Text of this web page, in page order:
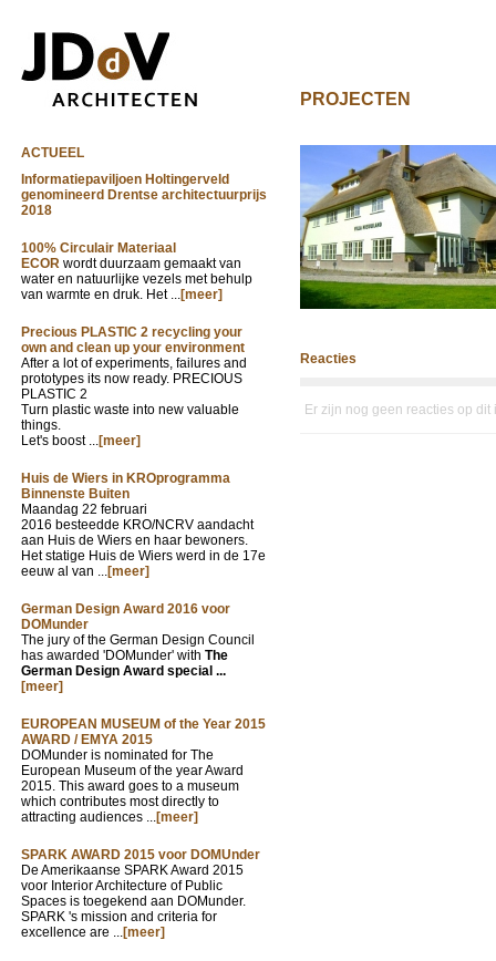
PROJECTEN
ACTUEEL
Informatiepaviljoen Holtingerveld
genomineerd Drentse architectuurprijs
2018
100% Circulair Materiaal
ECOR wordt duurzaam gemaakt van
water en natuurlijke vezels met behulp
van warmte en druk. Het ...[meer]
Precious PLASTIC 2 recycling your
own and clean up your environment
After a lot of experiments, failures and
prototypes its now ready. PRECIOUS
PLASTIC 2
Turn plastic waste into new valuable
things.
Let's boost ...[meer]
Huis de Wiers in KROprogramma
Binnenste Buiten
Maandag 22 februari
2016 besteedde KRO/NCRV aandacht
aan Huis de Wiers en haar bewoners.
Het statige Huis de Wiers werd in de 17e
eeuw al van ...[meer]
German Design Award 2016 voor
DOMunder
The jury of the German Design Council
has awarded 'DOMunder' with The
German Design Award special ...
[meer]
EUROPEAN MUSEUM of the Year 2015
AWARD / EMYA 2015
DOMunder is nominated for The
European Museum of the year Award
2015. This award goes to a museum
which contributes most directly to
attracting audiences ...[meer]
SPARK AWARD 2015 voor DOMUnder
De Amerikaanse SPARK Award 2015
voor Interior Architecture of Public
Spaces is toegekend aan DOMunder.
SPARK 's mission and criteria for
excellence are ...[meer]
Reacties
Er zijn nog geen reacties op dit